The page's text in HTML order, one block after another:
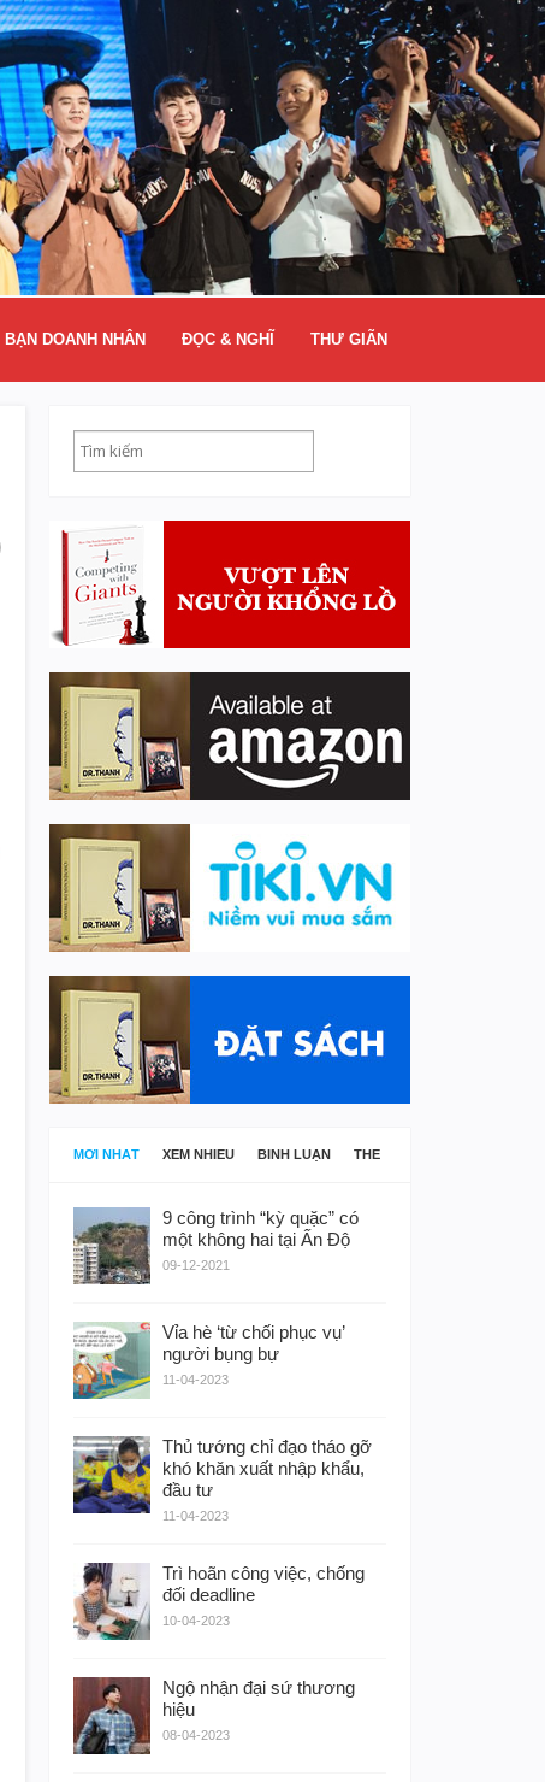
BẠN DOANH NHÂN ĐỌC & NGHĨ THƯ GIÃN
MỚI NHẤT XEM NHIỀU BÌNH LUẬN THẺ
9 công trình “kỳ quặc” có
một không hai tại Ấn Độ
09-12-2021
Vỉa hè ‘từ chối phục vụ’
người bụng bự
11-04-2023
Thủ tướng chỉ đạo tháo gỡ
khó khăn xuất nhập khẩu,
đầu tư
11-04-2023
Trì hoãn công việc, chống
đối deadline
10-04-2023
Ngộ nhận đại sứ thương
hiệu
08-04-2023